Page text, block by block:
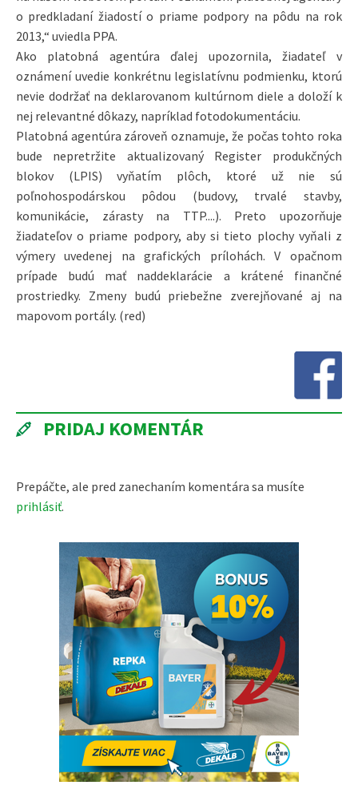
o predkladaní žiadostí o priame podpory na pôdu na rok
2013,“ uviedla PPA.
Ako platobná agentúra ďalej upozornila, žiadateľ v
oznámení uvedie konkrétnu legislatívnu podmienku, ktorú
nevie dodržať na deklarovanom kultúrnom diele a doloží k
nej relevantné dôkazy, napríklad fotodokumentáciu.
Platobná agentúra zároveň oznamuje, že počas tohto roka
bude nepretržite aktualizovaný Register produkčných
blokov (LPIS) vyňatím plôch, ktoré už nie sú
poľnohospodárskou pôdou (budovy, trvalé stavby,
komunikácie, zárasty na TTP....). Preto upozorňuje
žiadateľov o priame podpory, aby si tieto plochy vyňali z
výmery uvedenej na grafických prílohách. V opačnom
prípade budú mať naddeklarácie a krátené finančné
prostriedky. Zmeny budú priebežne zverejňované aj na
mapovom portály. (red)
PRIDAJ KOMENTÁR
Prepáčte, ale pred zanechaním komentára sa musíte
prihlásiť.